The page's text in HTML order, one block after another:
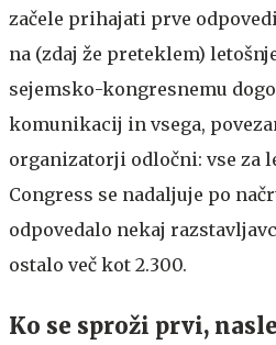
začele prihajati prve
na (zdaj že preteklem)
sejemsko-kongresnemu
komunikacij in vsega,
organizatorji odločni: vse za
Congress se nadaljuje po
odpovedalo nekaj
ostalo več kot 2.300.
Ko se sproži prvi,